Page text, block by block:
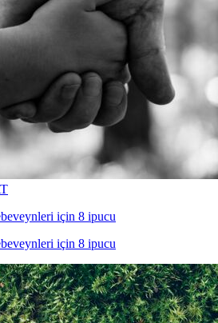
için 8 ipucu
için 8 ipucu